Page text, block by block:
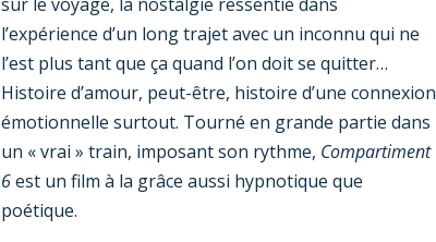
l’expérience d’un long trajet avec un inconnu qui ne
l’est plus tant que ça quand l’on doit se quitter…
Histoire d’amour, peut-être, histoire d’une connexion
émotionnelle surtout. Tourné en grande partie dans
un « vrai » train, imposant son rythme, Compartiment
6est un film à la grâce aussi hypnotique que
poétique.